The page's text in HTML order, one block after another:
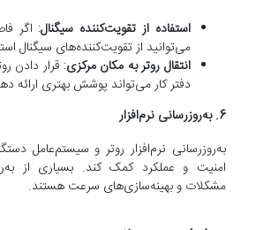
استفاده از تقویت‌کننده سیگنال: اگر
می‌توانید از تقویت‌کننده‌های سیگنال
انتقال روتر به مکان مرکزی: قرار دادن
دفتر کار می‌تواند پوشش بهتری ارائه
6. به‌روزرسانی نرم‌افزار
به‌روزرسانی نرم‌افزار روتر و سیستم‌عامل
امنیت و عملکرد کمک کند. بسیاری از
مشکلات و بهینه‌سازی‌های سرعت هستند.